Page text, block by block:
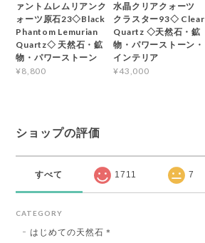
ァントムレムリアンク
ォーツ原石23◇Black
Phantom Lemurian
Quartz◇ 天然石・鉱
物・パワーストーン
¥8,800
水晶クリアクォーツ
クラスター93◇ Clear
Quartz ◇天然石・鉱
物・パワーストーン・
インテリア
¥43,000
ショップの評価
すべて 1711 7
CATEGORY
はじめての天然石＊